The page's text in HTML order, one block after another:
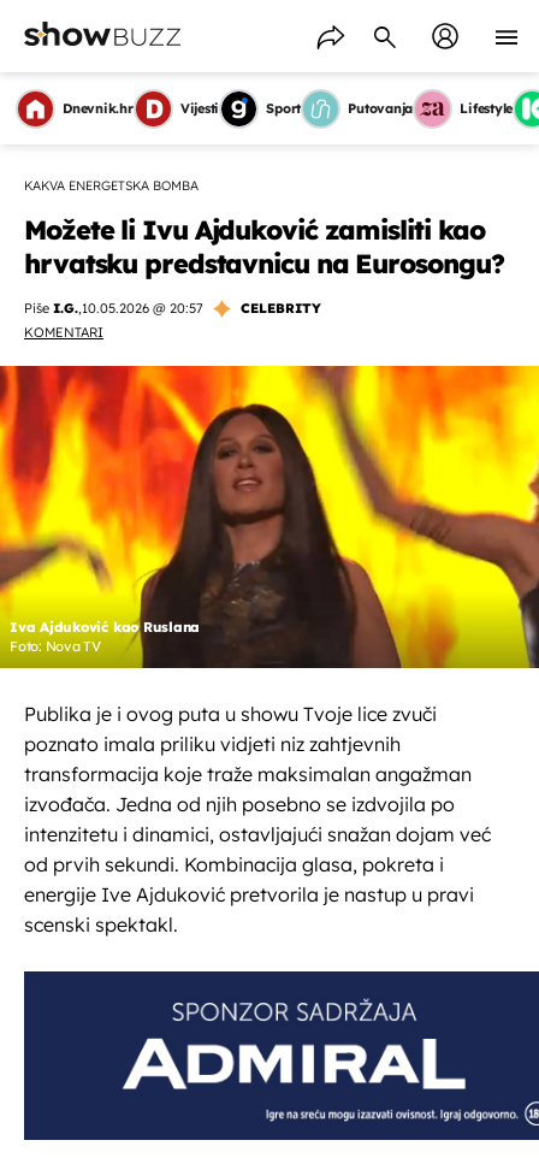
Dnevnik.hr Vijesti Sport Putovanja Lifestyle
KAKVA ENERGETSKA BOMBA
Možete li Ivu Ajduković zamisliti kao
hrvatsku predstavnicu na Eurosongu?
Piše I.G.,10.05.2026 @ 20:57
CELEBRITY
KOMENTARI
Iva Ajduković kao Ruslana
Foto: Nova TV
Publika je i ovog puta u showu Tvoje lice zvuči
poznato imala priliku vidjeti niz zahtjevnih
transformacija koje traže maksimalan angažman
izvođača. Jedna od njih posebno se izdvojila po
intenzitetu i dinamici, ostavljajući snažan dojam već
od prvih sekundi. Kombinacija glasa, pokreta i
energije Ive Ajduković pretvorila je nastup u pravi
scenski spektakl.
OMOGUĆI OBAVIJESTI